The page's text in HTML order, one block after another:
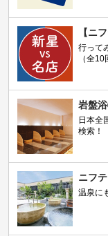
【ニ
行って
（全
岩盤
日本全
検索！
ニフ
温泉に